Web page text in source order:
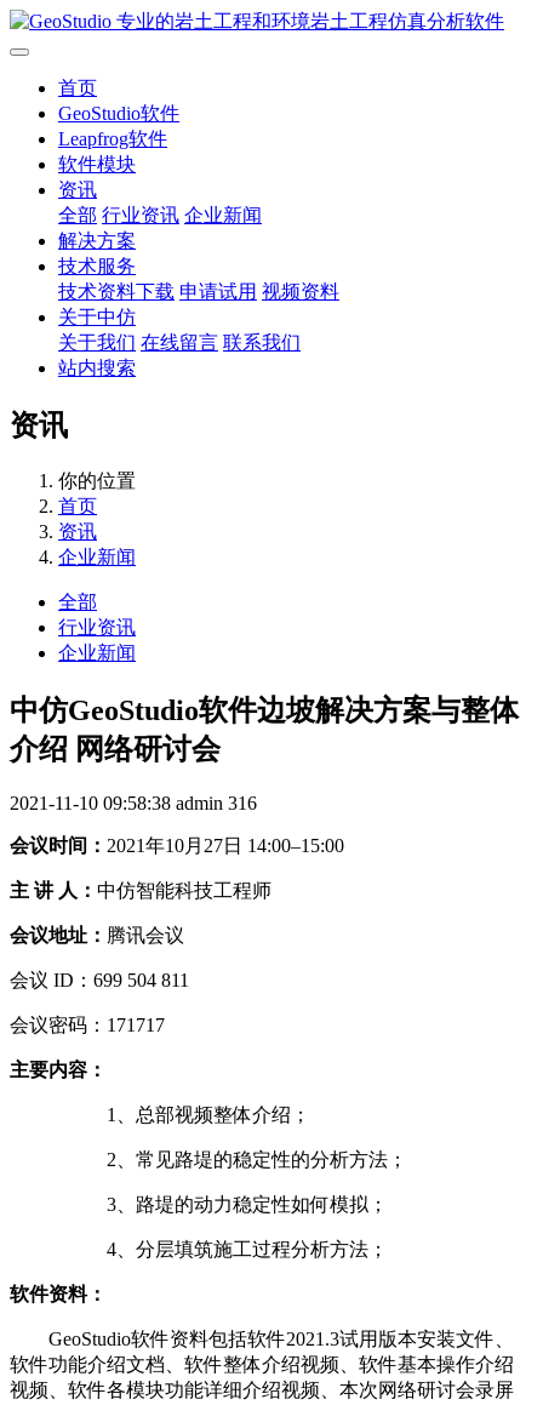
首页
GeoStudio软件
Leapfrog软件
软件模块
资讯
全部 行业资讯 企业新闻
解决方案
技术服务
技术资料下载 申请试用 视频资料
关于中仿
关于我们 在线留言 联系我们
站内搜索
资讯
你的位置
首页
资讯
企业新闻
全部
行业资讯
企业新闻
中仿GeoStudio软件边坡解决方案与整体
介绍 网络研讨会
2021-11-10 09:58:38 admin 316
会议时间： 2021年10月27日 14:00–15:00
主 讲 人： 中仿智能科技工程师
会议地址： 腾讯会议
会议 ID：699 504 811
会议密码：171717
主要内容：
1、总部视频整体介绍；
2、常见路堤的稳定性的分析方法；
3、路堤的动力稳定性如何模拟；
4、分层填筑施工过程分析方法；
软件资料：
GeoStudio软件资料包括软件2021.3试用版本安装文件、
软件功能介绍文档、软件整体介绍视频、软件基本操作介绍
视频、软件各模块功能详细介绍视频、本次网络研讨会录屏